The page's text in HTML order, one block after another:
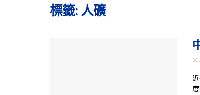
標籤: 人礦
文